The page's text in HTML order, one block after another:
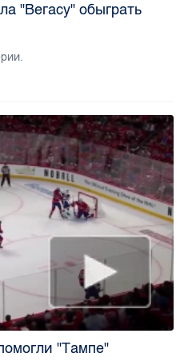
"Вегасу" обыграть
"Тампе"